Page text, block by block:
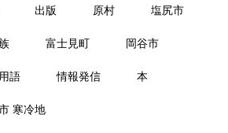
出版 原村 塩尻市
富士見町 岡谷市
語 情報発信 本
寒冷地